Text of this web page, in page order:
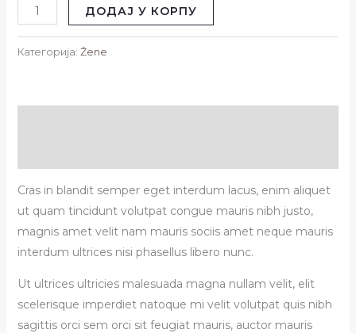
ДОДАЈ У КОРПУ
Категорија: Žene
Cras in blandit semper eget interdum lacus, enim aliquet
ut quam tincidunt volutpat congue mauris nibh justo,
magnis amet velit nam mauris sociis amet neque mauris
interdum ultrices nisi phasellus libero nunc.
Ut ultrices ultricies malesuada magna nullam velit, elit
scelerisque imperdiet natoque mi velit volutpat quis nibh
sagittis orci sem orci sit feugiat mauris, auctor mauris